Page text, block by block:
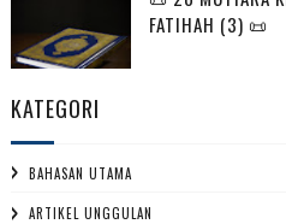
FATIHAH (3) 📜
KATEGORI
BAHASAN UTAMA
ARTIKEL UNGGULAN